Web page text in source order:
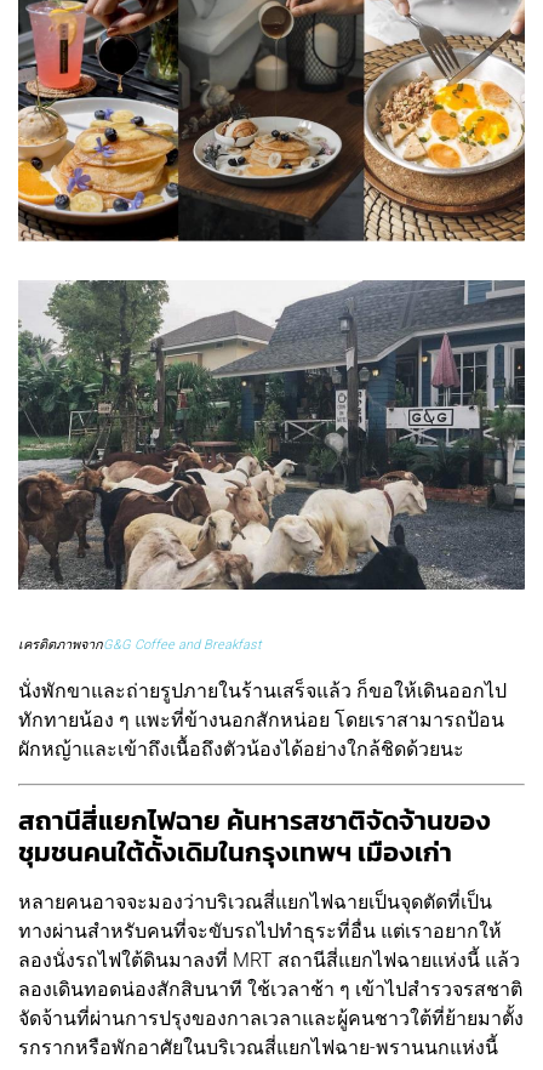
เครดิตภาพจากG&G Coffee and Breakfast
นั่งพักขาและถ่ายรูปภายในร้านเสร็จแล้ว ก็ขอให้เดินออกไป
ทักทายน้อง ๆ แพะที่ข้างนอกสักหน่อย โดยเราสามารถป้อน
ผักหญ้าและเข้าถึงเนื้อถึงตัวน้องได้อย่างใกล้ชิดด้วยนะ
สถานีสี่แยกไฟฉาย ค้นหารสชาติจัดจ้านของ
ชุมชนคนใต้ดั้งเดิมในกรุงเทพฯ เมืองเก่า
หลายคนอาจจะมองว่าบริเวณสี่แยกไฟฉายเป็นจุดตัดที่เป็น
ทางผ่านสำหรับคนที่จะขับรถไปทำธุระที่อื่น แต่เราอยากให้
ลองนั่งรถไฟใต้ดินมาลงที่ MRT สถานีสี่แยกไฟฉายแห่งนี้ แล้ว
ลองเดินทอดน่องสักสิบนาที ใช้เวลาช้า ๆ เข้าไปสำรวจรสชาติ
จัดจ้านที่ผ่านการปรุงของกาลเวลาและผู้คนชาวใต้ที่ย้ายมาตั้ง
รกรากหรือพักอาศัยในบริเวณสี่แยกไฟฉาย-พรานนกแห่งนี้